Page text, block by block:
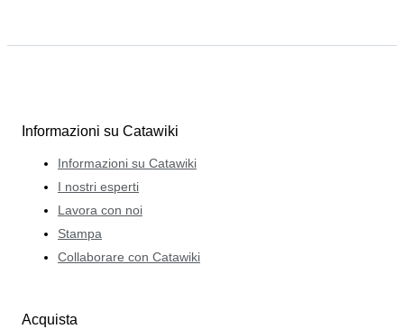
Informazioni su Catawiki
Informazioni su Catawiki
I nostri esperti
Lavora con noi
Stampa
Collaborare con Catawiki
Acquista